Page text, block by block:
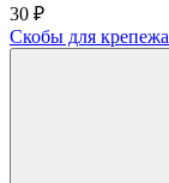
30 ₽
Скобы для крепежа